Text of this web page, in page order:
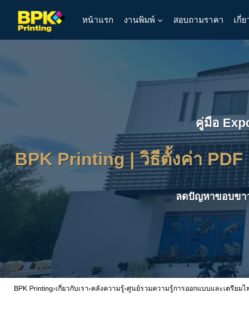
content
หน้าแรก งานพิมพ์ สอบถามราคา เกี่ย
คู่มือ
BPK Printing | วิธีตั้งค่า
ลดปัญหาขอบขา
BPK Printing›เกี่ยวกับเรา›คลังความรู้›ศูนย์รวมความรู้การออกแบบและเตรียม